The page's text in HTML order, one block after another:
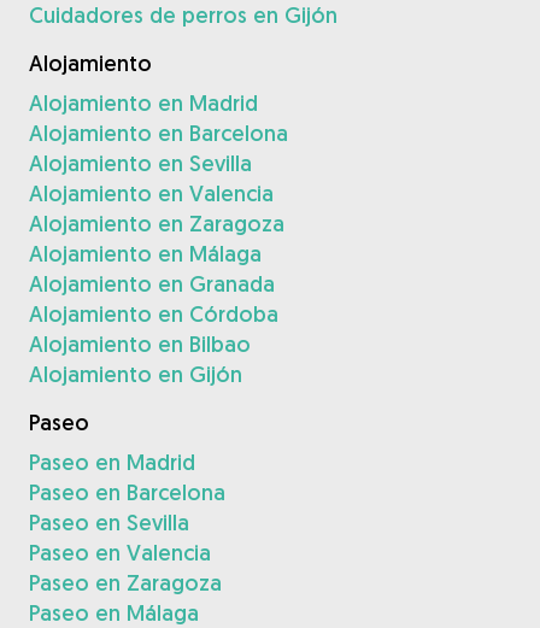
Cuidadores de perros en Gijón
Alojamiento
Alojamiento en Madrid
Alojamiento en Barcelona
Alojamiento en Sevilla
Alojamiento en Valencia
Alojamiento en Zaragoza
Alojamiento en Málaga
Alojamiento en Granada
Alojamiento en Córdoba
Alojamiento en Bilbao
Alojamiento en Gijón
Paseo
Paseo en Madrid
Paseo en Barcelona
Paseo en Sevilla
Paseo en Valencia
Paseo en Zaragoza
Paseo en Málaga